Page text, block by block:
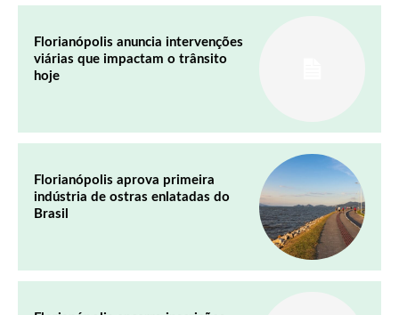
Florianópolis anuncia intervenções
viárias que impactam o trânsito
hoje
Florianópolis aprova primeira
indústria de ostras enlatadas do
Brasil